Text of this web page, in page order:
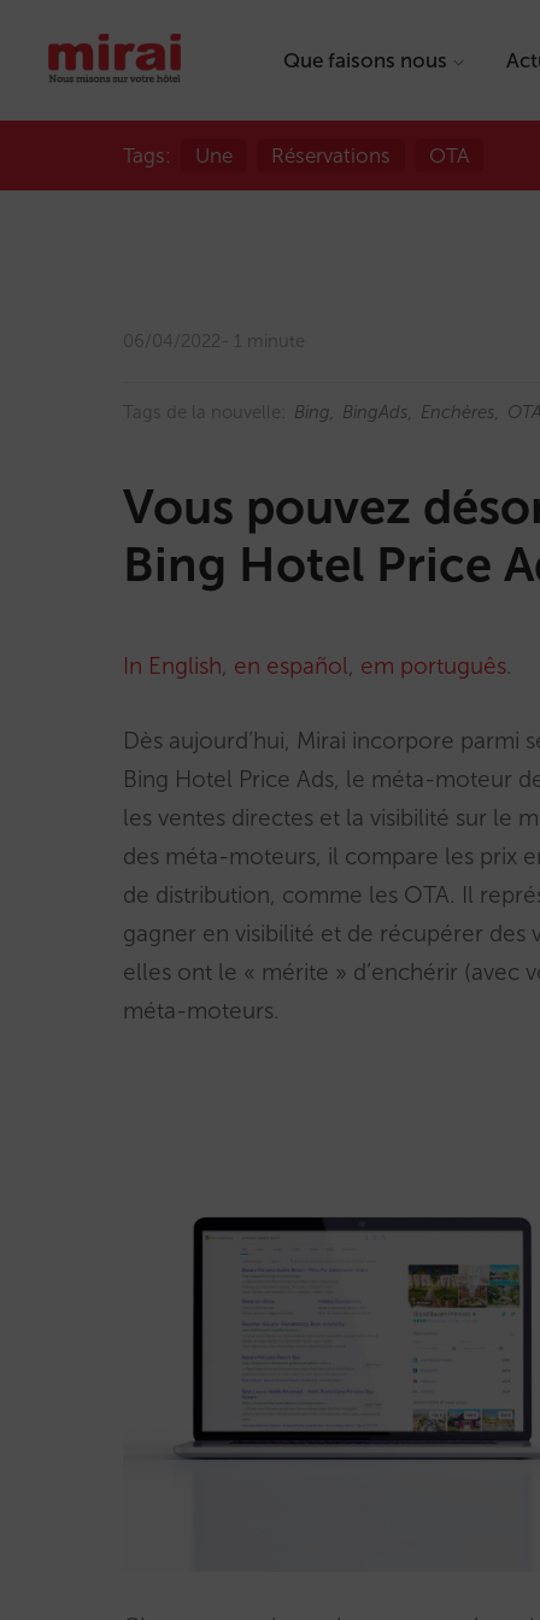
Que faisons nous
Tags: Une Réservations OTA
06/04/2022 1 minute
Tags de la nouvelle: Bing BingAds Enchères OTA
Vous pouvez
Bing Hotel Price
In English, en español, em português.
Dès aujourd’hui, Mirai incorpore parmi
Bing Hotel Price Ads, le méta-moteur
les ventes directes et la visibilité sur le
des méta-moteurs, il compare les prix
de distribution, comme les OTA. Il
gagner en visibilité et de récupérer des
elles ont le « mérite » d’enchérir (avec
méta-moteurs.